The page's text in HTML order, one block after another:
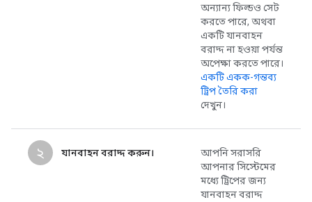
অন্যান্য ফিল্ডও সেট
করতে পারে, অথবা
একটি যানবাহন
বরাদ্দ না হওয়া পর্যন্ত
অপেক্ষা করতে পারে।
একটি একক-গন্তব্য
ট্রিপ তৈরি করা
দেখুন।
২ যানবাহন বরাদ্দ করুন।
আপনি সরাসরি
আপনার সিস্টেমের
মধ্যে ট্রিপের জন্য
যানবাহন বরাদ্দ